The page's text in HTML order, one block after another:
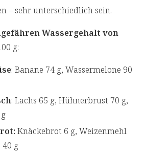
– sehr unterschiedlich sein.
Wassergehalt von
g:
: Banane 74 g, Wassermelone 90
: Lachs 65 g, Hühnerbrust 70 g,
Knäckebrot 6 g, Weizenmehl
40 g